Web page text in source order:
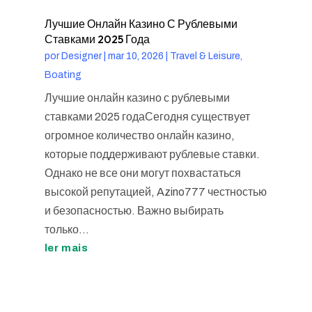
Лучшие Онлайн Казино С Рублевыми
Ставками 2025 Года
por Designer| mar 10, 2026
Travel & Leisure,
Boating
Лучшие онлайн казино с рублевыми
ставками 2025 годаСегодня существует
огромное количество онлайн казино,
которые поддерживают рублевые ставки.
Однако не все они могут похвастаться
высокой репутацией, Azino777 честностью
и безопасностью. Важно выбирать
только...
ler mais